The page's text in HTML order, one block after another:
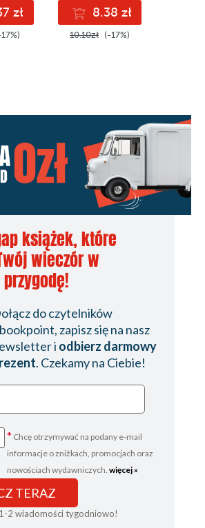
zł 8.38 zł
10.10zł (-17%)
książek, które
wieczór w
do czytelników
zapisz się na nasz
i odbierz darmowy
. Czekamy na Ciebie!
* Chcę otrzymywać na podany e-mail
informacje o zniżkach, promocjach oraz
nowościach wydawniczych. więcej »
TERAZ
2 wiadomości tygodniowo!